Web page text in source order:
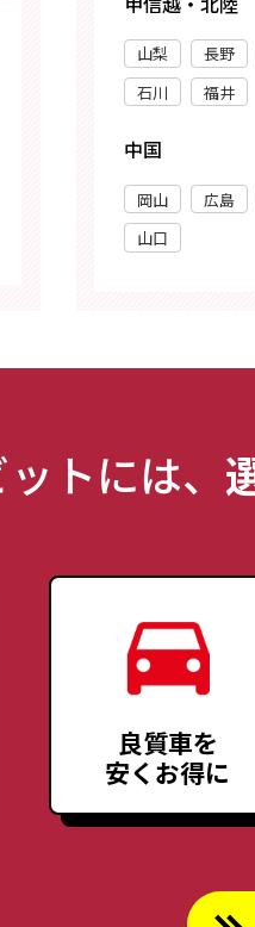
山梨 長野
石川
福井
中国
岡山 広島
山口
トには、
良質車を
安くお得に